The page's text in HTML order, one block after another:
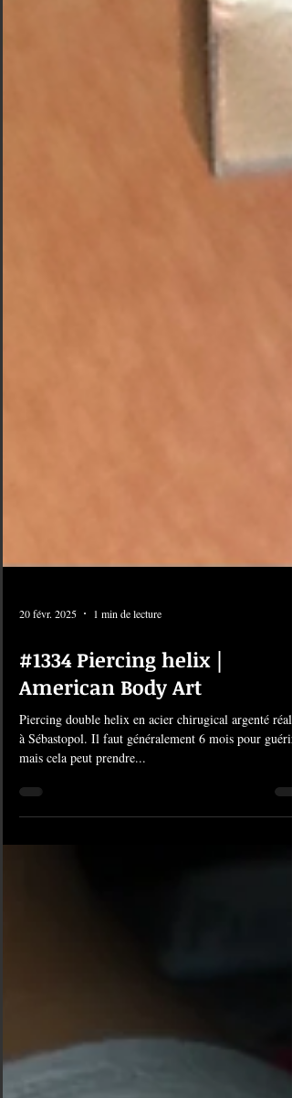
20 févr. 2025 1 min de lecture
#1334 Piercing helix |
American Body Art
Piercing double helix en acier chirugical argenté
mais cela peut prendre...